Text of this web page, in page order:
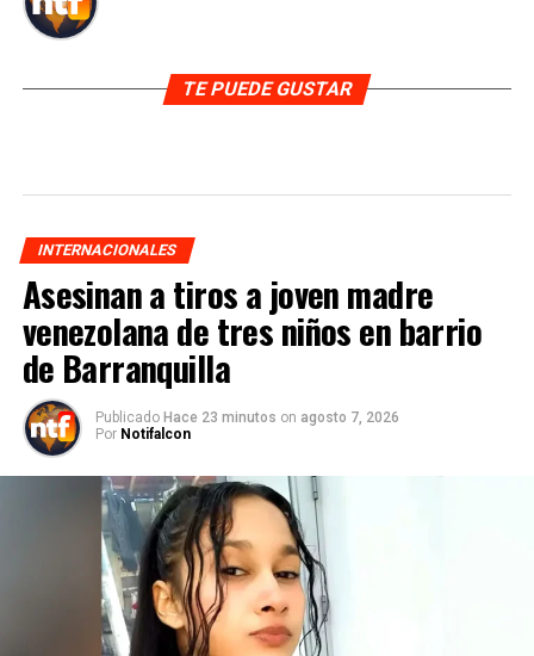
TE PUEDE GUSTAR
INTERNACIONALES
Asesinan a tiros a joven madre
venezolana de tres niños en barrio
de Barranquilla
Publicado Hace 23 minutos on agosto 7, 2026
Por Notifalcon